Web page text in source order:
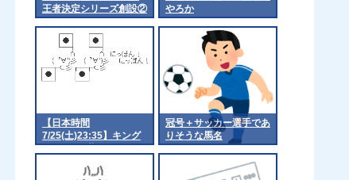
王者決定シリーズ創設②
やろか
【日本時間
7/25(土)23:35】キング
ジョージ6世&クイーン
【馬券発売対象】
冠号＋サッカー選手であ
りそうな馬名